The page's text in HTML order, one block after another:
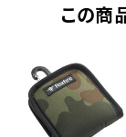
この商